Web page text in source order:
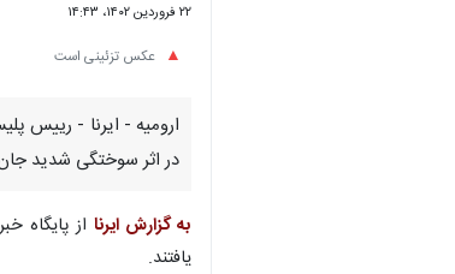
۲۲ فروردین ۱۴۰۲، ۱۴:۴۳
عکس تزئینی است
ارومیه - ایرنا - رییس
در اثر سوختگی شدید
به گزارش ایرنا از پایگاه
یافتند.